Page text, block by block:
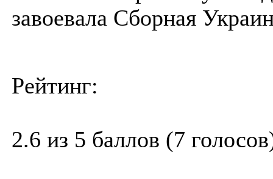
завоевала Сборная
Рейтинг:
2.6 из 5 баллов (7